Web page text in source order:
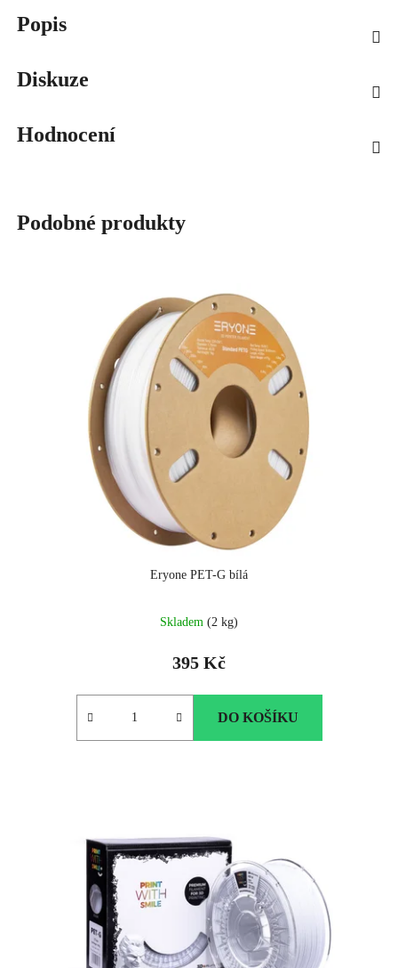
Popis
Diskuze
Hodnocení
Podobné produkty
Eryone PET-G bílá
Skladem (2 kg)
395 Kč
DO KOŠÍKU